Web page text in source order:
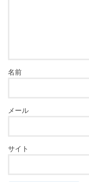
名前
メール
サイト